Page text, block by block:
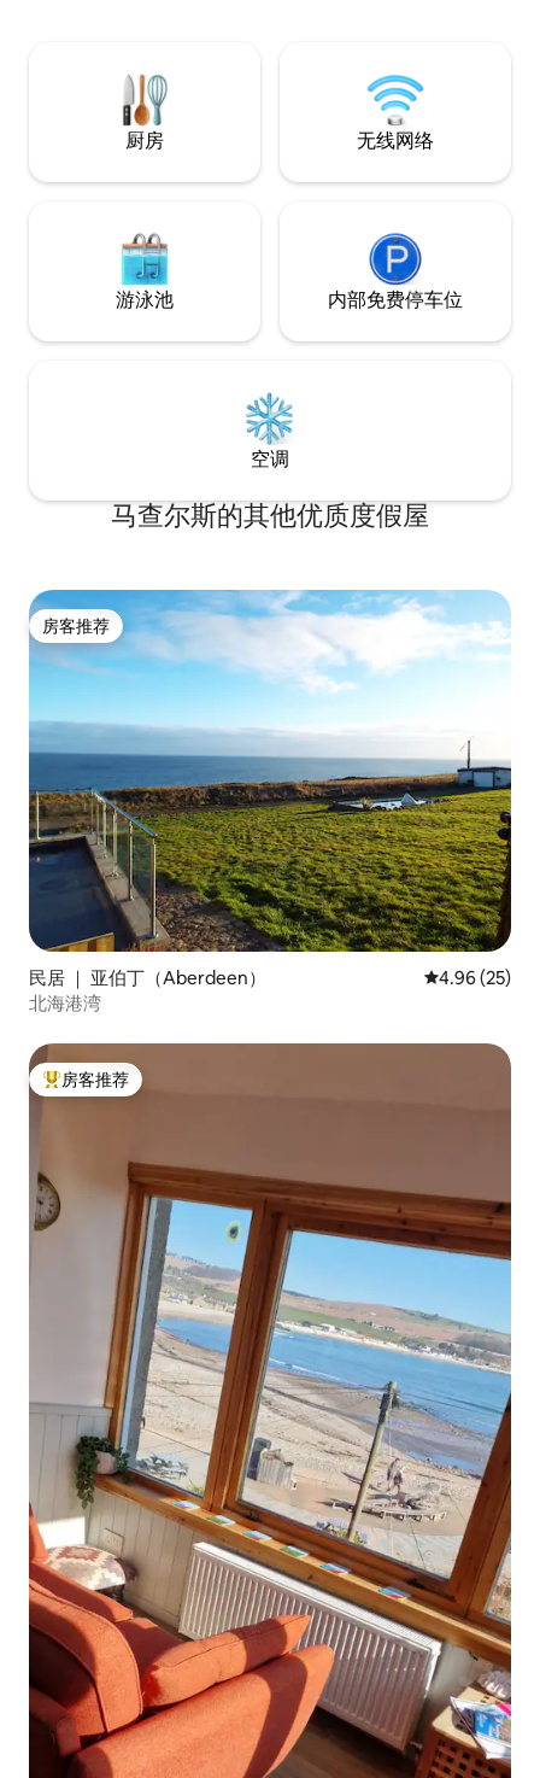
订奥奇米斯的五星级餐厅But 'n' Ben。
线漫步。马上预订
厨房 无线网络
游泳池 内部免费停车位
空调
马查尔斯的其他优质度假屋
房客推荐
房客推荐
民居 ｜ 亚伯丁（Aberdeen） 平均评分
4.96 (25)
北海港湾
热门「房客推荐」
房客推荐